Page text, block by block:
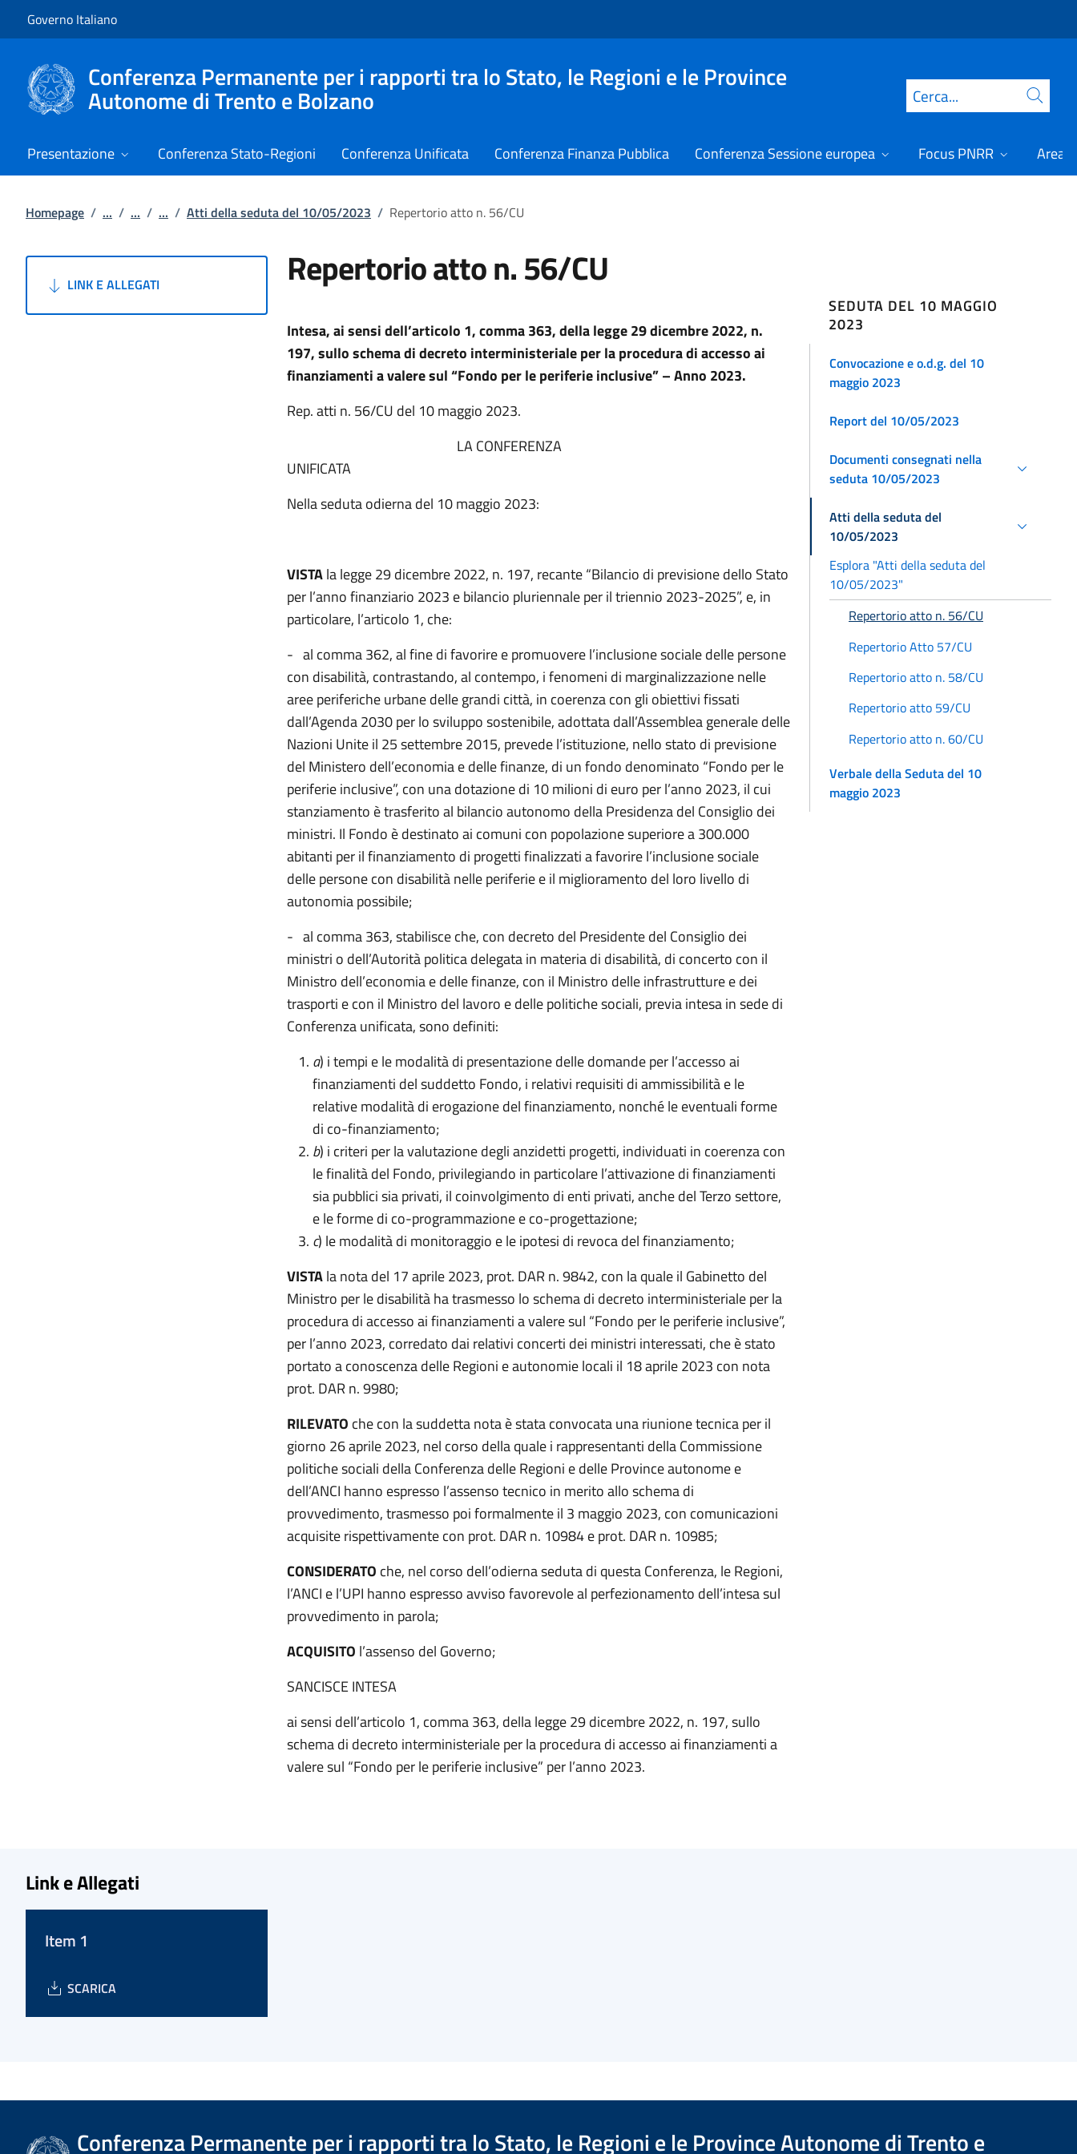
Governo Italiano
Conferenza Permanente per i rapporti tra lo Stato, le Regioni e le Province
Autonome di Trento e Bolzano Cerca
Presentazione Conferenza Stato-Regioni Conferenza Unificata Conferenza Finanza Pubblica Conferenza Sessione europea Focus PNRR Area
Homepage / ... / ... / ... / Atti della seduta del 10/05/2023 / Repertorio atto n. 56/CU
LINK E ALLEGATI Repertorio atto n. 56/CU
Intesa, ai sensi dell’articolo 1, comma 363, della legge 29 dicembre 2022, n.
197, sullo schema di decreto interministeriale per la procedura di accesso ai
finanziamenti a valere sul “Fondo per le periferie inclusive” – Anno 2023.
Rep. atti n. 56/CU del 10 maggio 2023.
LA CONFERENZA
UNIFICATA
Nella seduta odierna del 10 maggio 2023:
VISTAla legge 29 dicembre 2022, n. 197, recante “Bilancio di previsione dello Stato
per l’anno finanziario 2023 e bilancio pluriennale per il triennio 2023-2025”, e, in
particolare, l’articolo 1, che:
- al comma 362, al fine di favorire e promuovere l’inclusione sociale delle persone
con disabilità, contrastando, al contempo, i fenomeni di marginalizzazione nelle
aree periferiche urbane delle grandi città, in coerenza con gli obiettivi fissati
dall’Agenda 2030 per lo sviluppo sostenibile, adottata dall’Assemblea generale delle
Nazioni Unite il 25 settembre 2015, prevede l’istituzione, nello stato di previsione
del Ministero dell’economia e delle finanze, di un fondo denominato “Fondo per le
periferie inclusive”, con una dotazione di 10 milioni di euro per l’anno 2023, il cui
stanziamento è trasferito al bilancio autonomo della Presidenza del Consiglio dei
ministri. Il Fondo è destinato ai comuni con popolazione superiore a 300.000
abitanti per il finanziamento di progetti finalizzati a favorire l’inclusione sociale
delle persone con disabilità nelle periferie e il miglioramento del loro livello di
autonomia possibile;
- al comma 363, stabilisce che, con decreto del Presidente del Consiglio dei
ministri o dell’Autorità politica delegata in materia di disabilità, di concerto con il
Ministro dell’economia e delle finanze, con il Ministro delle infrastrutture e dei
trasporti e con il Ministro del lavoro e delle politiche sociali, previa intesa in sede di
Conferenza unificata, sono definiti:
a) i tempi e le modalità di presentazione delle domande per l’accesso ai
finanziamenti del suddetto Fondo, i relativi requisiti di ammissibilità e le
relative modalità di erogazione del finanziamento, nonché le eventuali forme
di co-finanziamento;
b) i criteri per la valutazione degli anzidetti progetti, individuati in coerenza con
le finalità del Fondo, privilegiando in particolare l’attivazione di finanziamenti
sia pubblici sia privati, il coinvolgimento di enti privati, anche del Terzo settore,
e le forme di co-programmazione e co-progettazione;
c) le modalità di monitoraggio e le ipotesi di revoca del finanziamento;
VISTAla nota del 17 aprile 2023, prot. DAR n. 9842, con la quale il Gabinetto del
Ministro per le disabilità ha trasmesso lo schema di decreto interministeriale per la
procedura di accesso ai finanziamenti a valere sul “Fondo per le periferie inclusive”,
per l’anno 2023, corredato dai relativi concerti dei ministri interessati, che è stato
portato a conoscenza delle Regioni e autonomie locali il 18 aprile 2023 con nota
prot. DAR n. 9980;
RILEVATO che con la suddetta nota è stata convocata una riunione tecnica per il
giorno 26 aprile 2023, nel corso della quale i rappresentanti della Commissione
politiche sociali della Conferenza delle Regioni e delle Province autonome e
dell’ANCI hanno espresso l’assenso tecnico in merito allo schema di
provvedimento, trasmesso poi formalmente il 3 maggio 2023, con comunicazioni
acquisite rispettivamente con prot. DAR n. 10984 e prot. DAR n. 10985;
CONSIDERATO che, nel corso dell’odierna seduta di questa Conferenza, le Regioni,
l’ANCI e l’UPI hanno espresso avviso favorevole al perfezionamento dell’intesa sul
provvedimento in parola;
ACQUISITO l’assenso del Governo;
SANCISCE INTESA
ai sensi dell’articolo 1, comma 363, della legge 29 dicembre 2022, n. 197, sullo
schema di decreto interministeriale per la procedura di accesso ai finanziamenti a
valere sul “Fondo per le periferie inclusive” per l’anno 2023.
SEDUTA DEL 10 MAGGIO
2023
Convocazione e o.d.g. del 10
maggio 2023
Report del 10/05/2023
Documenti consegnati nella
seduta 10/05/2023
Atti della seduta del
10/05/2023
Esplora "Atti della seduta del
10/05/2023"
Repertorio atto n. 56/CU
Repertorio Atto 57/CU
Repertorio atto n. 58/CU
Repertorio atto 59/CU
Repertorio atto n. 60/CU
Verbale della Seduta del 10
maggio 2023
Link e Allegati
Item 1
SCARICA
Conferenza Permanente per i rapporti tra lo Stato, le Regioni e le Province Autonome di Trento e